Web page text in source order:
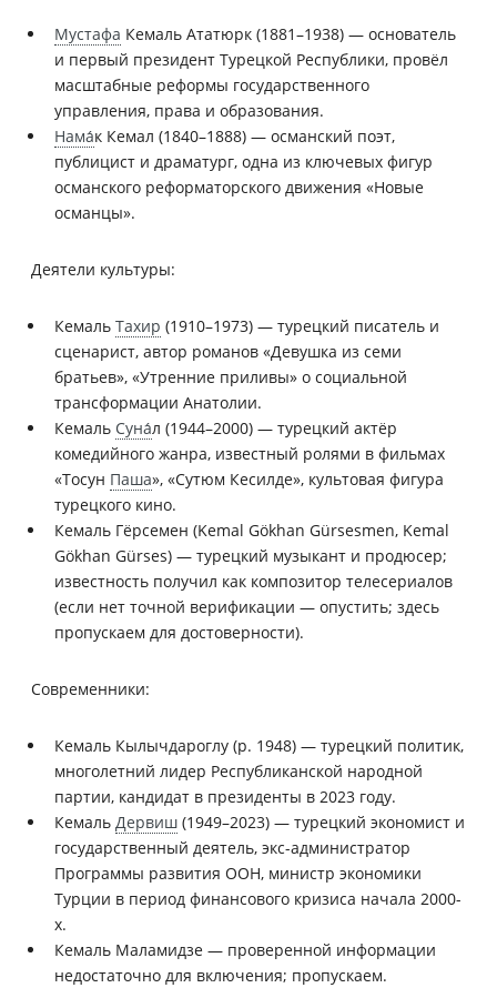
Мустафа Кемаль Ататюрк (1881–1938) — основатель
и первый президент Турецкой Республики, провёл
масштабные реформы государственного
управления, права и образования.
Нама́к Кемал (1840–1888) — османский поэт,
публицист и драматург, одна из ключевых фигур
османского реформаторского движения «Новые
османцы».
Деятели культуры:
Кемаль Тахир (1910–1973) — турецкий писатель и
сценарист, автор романов «Девушка из семи
братьев», «Утренние приливы» о социальной
трансформации Анатолии.
Кемаль Суна́л (1944–2000) — турецкий актёр
комедийного жанра, известный ролями в фильмах
«Тосун Паша», «Сутюм Кесилде», культовая фигура
турецкого кино.
Кемаль Гёрсемен (Kemal Gökhan Gürsesmen, Kemal
Gökhan Gürses) — турецкий музыкант и продюсер;
известность получил как композитор телесериалов
(если нет точной верификации — опустить; здесь
пропускаем для достоверности).
Современники:
Кемаль Кылычдароглу (р. 1948) — турецкий политик,
многолетний лидер Республиканской народной
партии, кандидат в президенты в 2023 году.
Кемаль Дервиш (1949–2023) — турецкий экономист и
государственный деятель, экс-администратор
Программы развития ООН, министр экономики
Турции в период финансового кризиса начала 2000-
х.
Кемаль Маламидзе — проверенной информации
недостаточно для включения; пропускаем.